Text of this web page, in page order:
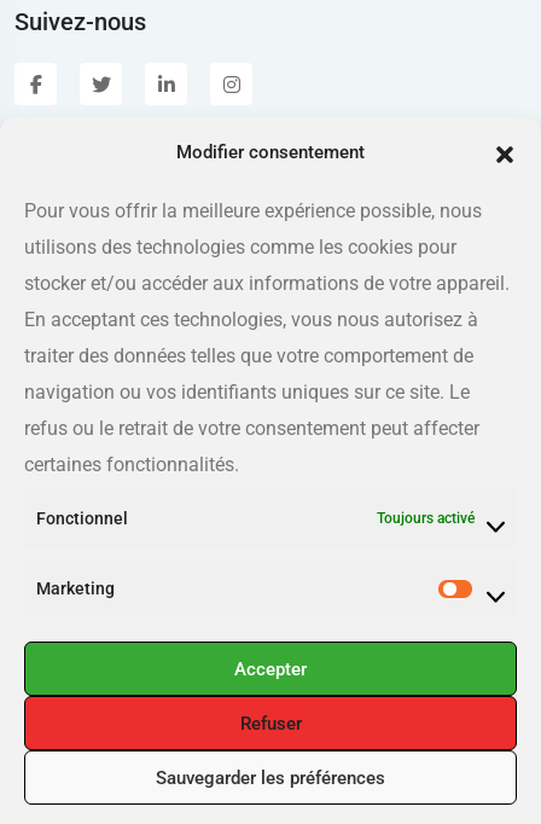
Modifier consentement
Pour vous offrir la meilleure expérience possible, nous
utilisons des technologies comme les cookies pour
stocker et/ou accéder aux informations de votre appareil.
En acceptant ces technologies, vous nous autorisez à
traiter des données telles que votre comportement de
navigation ou vos identifiants uniques sur ce site. Le
refus ou le retrait de votre consentement peut affecter
certaines fonctionnalités.
Fonctionnel Toujours activé
Marketing
Accepter
Refuser
Sauvegarder les préférences
Suivez-nous
Adresse
175 rue Queen, Sherbrooke QC J1L 1K1
Téléphone
819-566-8810
Courriel